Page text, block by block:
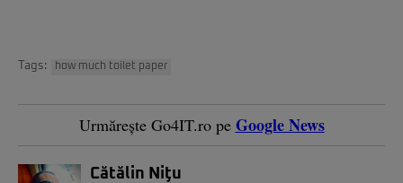
Tags: how much toilet paper
Urmărește Go4IT.ro pe Google News
Cătălin Niţu